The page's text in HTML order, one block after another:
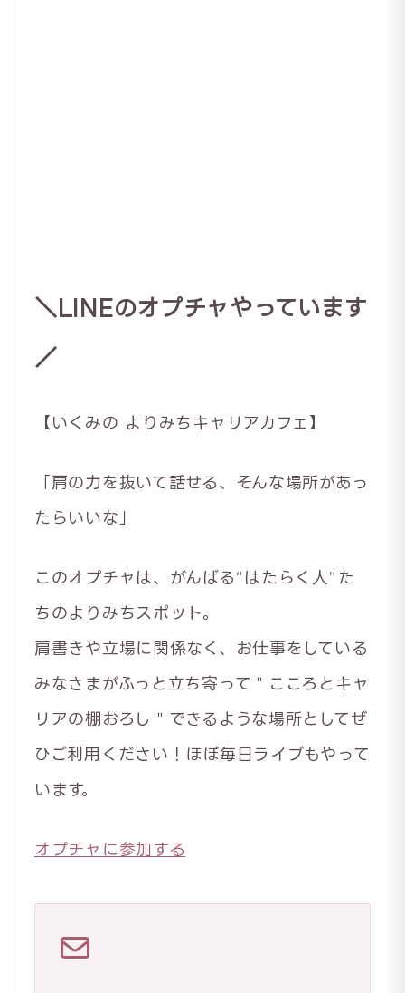
＼LINEのオプチャやっています
／
【いくみの よりみちキャリアカフェ】
「肩の力を抜いて話せる、そんな場所があっ
たらいいな」
このオプチャは、がんばる“はたらく人”た
ちのよりみちスポット。
肩書きや立場に関係なく、お仕事をしている
みなさまがふっと立ち寄って＂こころとキャ
リアの棚おろし＂できるような場所としてぜ
ひご利用ください！ほぼ毎日ライブもやって
います。
オプチャに参加する